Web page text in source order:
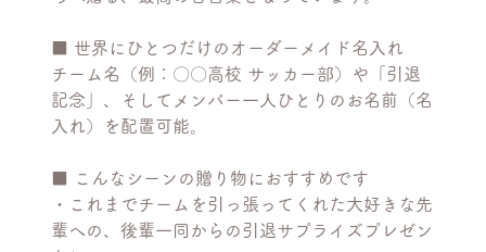
■ 世界にひとつだけのオーダーメイド名入れ
チーム名（例：〇〇高校 サッカー部）や「引退
記念」、そしてメンバー一人ひとりのお名前（名
入れ）を配置可能。
■ こんなシーンの贈り物におすすめです
・これまでチームを引っ張ってくれた大好きな先
輩への、後輩一同からの引退サプライズプレゼン